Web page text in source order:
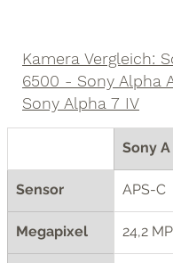
Kamera Vergleich:
6500 - Sony Alpha
Sony Alpha 7 IV
Sony
Sensor APS-C
Megapixel 24,2 MP